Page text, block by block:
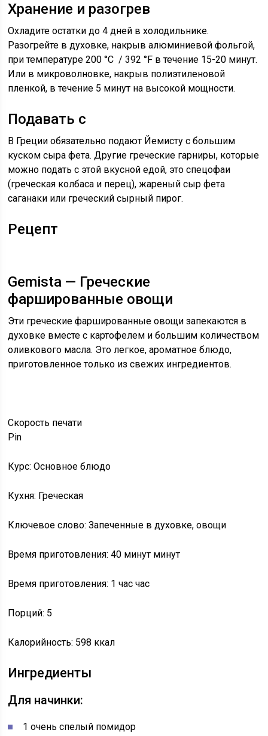
Хранение и разогрев
Охладите остатки до 4 дней в холодильнике.
Разогрейте в духовке, накрыв алюминиевой фольгой,
при температуре 200°C / 392°F в течение 15-20 минут.
Или в микроволновке, накрыв полиэтиленовой
пленкой, в течение 5 минут на высокой мощности.
Подавать с
В Греции обязательно подают Йемисту с большим
куском сыра фета. Другие греческие гарниры, которые
можно подать с этой вкусной едой, это спецофаи
(греческая колбаса и перец), жареный сыр фета
саганаки или греческий сырный пирог.
Рецепт
Gemista — Греческие
фаршированные овощи
Эти греческие фаршированные овощи запекаются в
духовке вместе с картофелем и большим количеством
оливкового масла. Это легкое, ароматное блюдо,
приготовленное только из свежих ингредиентов.
Скорость печати
Pin
Курс: Основное блюдо
Кухня: Греческая
Ключевое слово: Запеченные в духовке, овощи
Время приготовления: 40 минут минут
Время приготовления: 1 час час
Порций: 5
Калорийность: 598 ккал
Ингредиенты
Для начинки:
1 очень спелый помидор